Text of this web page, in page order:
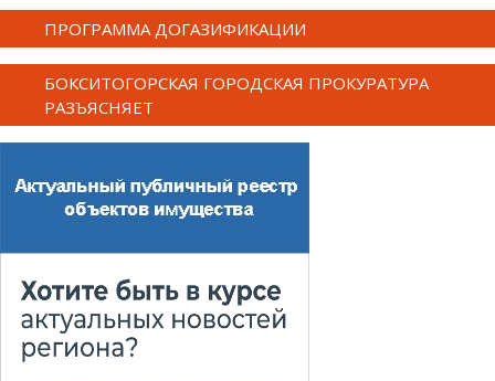
ПРОГРАММА ДОГАЗИФИКАЦИИ
БОКСИТОГОРСКАЯ ГОРОДСКАЯ ПРОКУРАТУРА
РАЗЪЯСНЯЕТ